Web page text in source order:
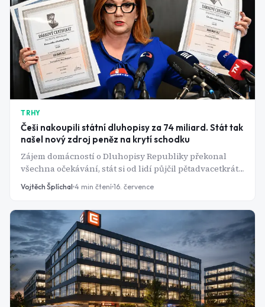
TRHY
Češi nakoupili státní dluhopisy za 74 miliard. Stát tak
našel nový zdroj peněz na krytí schodku
Zájem domácností o Dluhopisy Republiky překonal
všechna očekávání, stát si od lidí půjčil pětadvacetkrát
víc než při stejné příležitosti v roce 2019.
Vojtěch Šplíchal 4 min čtení 16. července